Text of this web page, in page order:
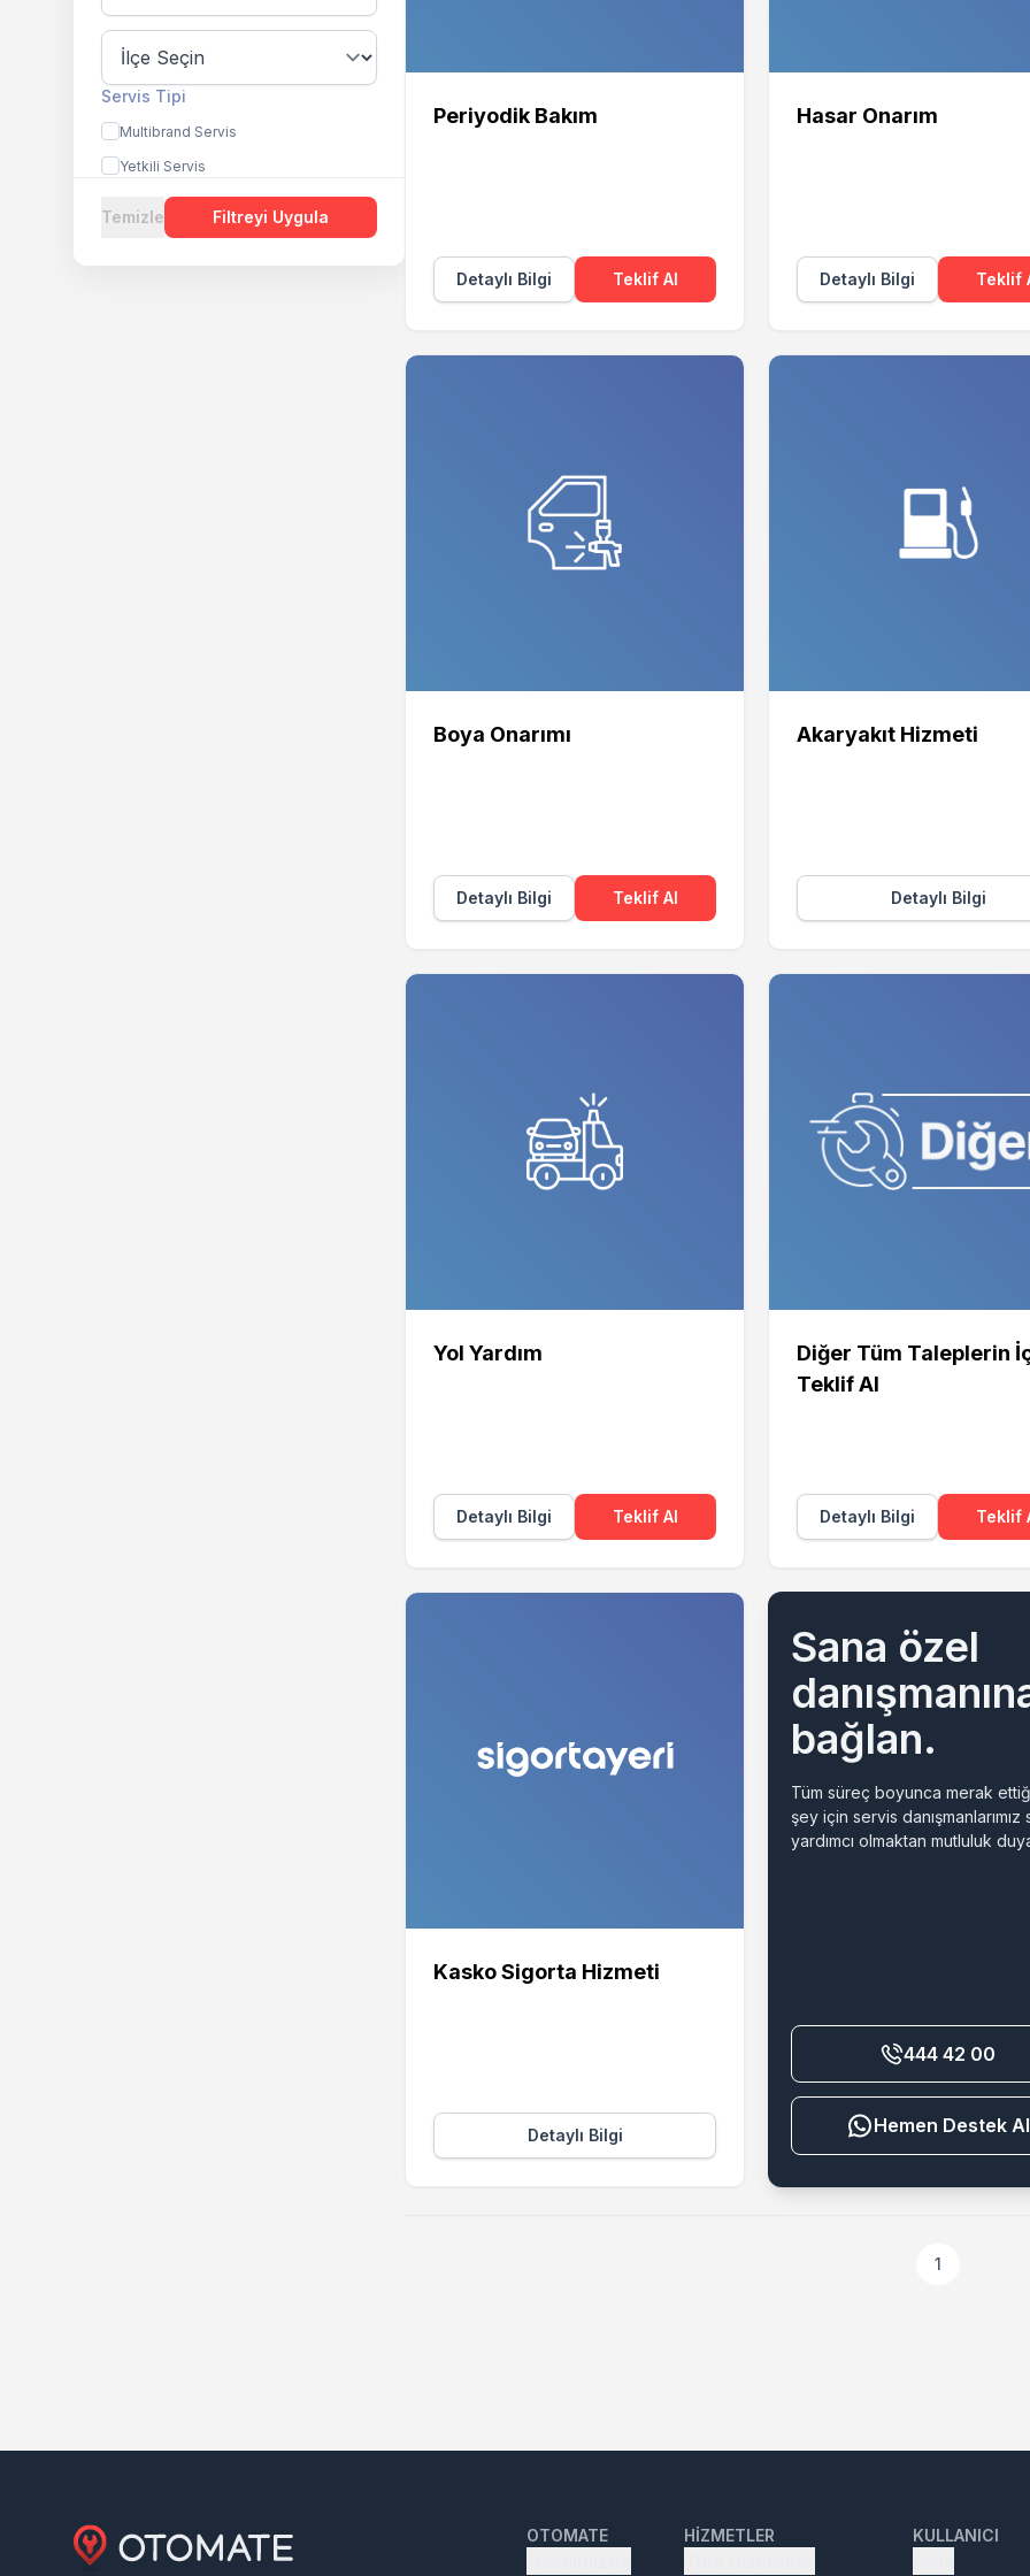
Servis Tipi
Multibrand Servis
Yetkili Servis
Temizle Filtreyi Uygula
Periyodik Bakım
Detaylı Bilgi Teklif Al
Hasar Onarım
Detaylı Bilgi Teklif
Boya Onarımı
Detaylı Bilgi Teklif Al
Akaryakıt Hizmeti
Detaylı Bilgi
Yol Yardım
Detaylı Bilgi Teklif Al
Diğer Tüm Taleplerin
Teklif Al
Detaylı Bilgi Teklif
Kasko Sigorta Hizmeti
Detaylı Bilgi
Sana özel
bağlan.
Tüm süreç boyunca merak
şey için servis danışmanlarımız
yardımcı olmaktan mutluluk
444 42 00
Destek Al
1
OTOMATE HIZMETLER KULLANICI